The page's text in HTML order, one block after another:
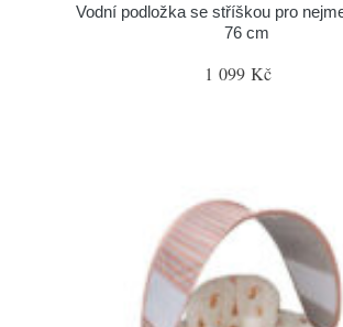
Vodní podložka se stříškou pro
76 cm
1 099 Kč